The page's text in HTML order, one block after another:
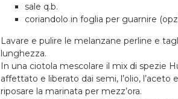
sale q.b.
coriandolo in foglia per guarnire
Lavare e pulire le melanzane perline e
lunghezza.
In una ciotola mescolare il mix di spezie
affettato e liberato dai semi, l’olio, l’aceto
riposare la marinata per mezz’ora.